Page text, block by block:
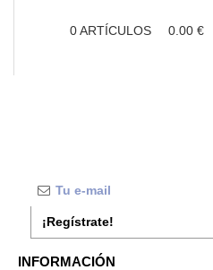
0ARTÍCULOS 0.00 €
¡Regístrate!
INFORMACIÓN